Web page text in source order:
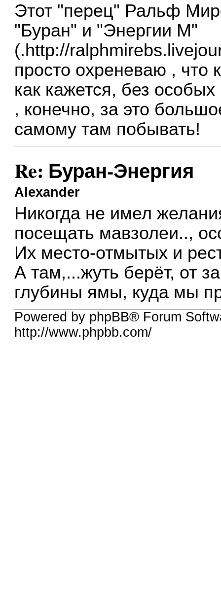
Этот "перец" Ральф
"Буран" и "Энергии М"
(.http://
просто охреневаю , что
как кажется, без
, конечно, за это
самому там побывать!
Re: Буран-Энергия
Alexander
Никогда не имел
посещать мавзолеи..,
Их место-отмытых и
А там,...жуть берёт, от
глубины ямы, куда мы
Powered by phpBB® Forum
http://www.phpbb.com/